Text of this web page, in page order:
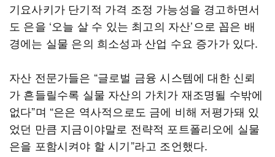
기요사키가 단기적 가격 조정 가능성을 경고하면서
도 은을 ‘오늘 살 수 있는 최고의 자산’으로 꼽은 배
경에는 실물 은의 희소성과 산업 수요 증가가 있다.
자산 전문가들은 “글로벌 금융 시스템에 대한 신뢰
가 흔들릴수록 실물 자산의 가치가 재조명될 수밖에
없다”며 “은은 역사적으로도 금에 비해 저평가돼 있
었던 만큼 지금이야말로 전략적 포트폴리오에 실물
은을 포함시켜야 할 시기”라고 조언했다.